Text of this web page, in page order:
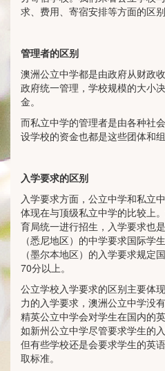
求、费用、寄宿安排等方面的区别
管理者的区别
澳洲公立中学都是由政府从财政
政府统一管理，学校规模的大小
金。
而私立中学的管理者是由各种社
设学校的资金也都是这些团体和组
入学要求的区别
入学要求方面，公立中学和私立
体现在与顶级私立中学的比较上
育局统一进行招生，入学要求也
（悉尼地区）的中学要求国际学
（墨尔本地区）的入学要求规定
70分以上。
公立学校入学要求的区别主要体
力的入学要求，澳洲公立中学没
精英公立中学会对学生在国内的
如新州公立中学尽管要求学生的
但有些学校还是会要求学生的英
取标准。